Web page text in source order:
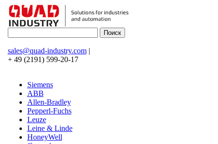
sales@quad-industry.com|
+ 49 (2191) 599-20-17
Siemens
ABB
Allen-Bradley
Pepperl-Fuchs
Leuze
Leine & Linde
HoneyWell